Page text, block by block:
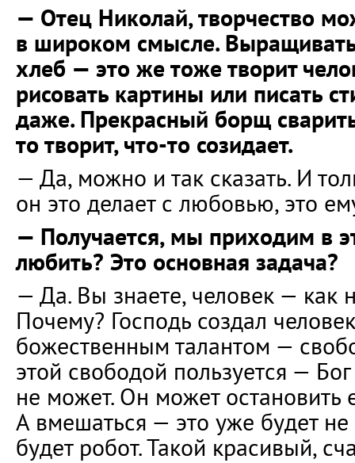
— Отец Николай, творчество
в широком смысле.
хлеб — это же тоже творит
рисовать картины или писать
даже. Прекрасный борщ
то творит, что-то созидает.
— Да, можно и так сказать. И
он это делает с любовью, это
— Получается, мы приходим в
любить? Это основная задача?
— Да. Вы знаете, человек — как
Почему? Господь создал
божественным талантом —
этой свободой пользуется —
не может. Он может остановить
А вмешаться — это уже будет
будет робот. Такой красивый,